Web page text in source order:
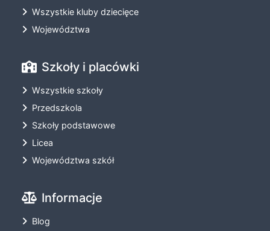
Wszystkie kluby dziecięce
Województwa
Szkoły i placówki
Wszystkie szkoły
Przedszkola
Szkoły podstawowe
Licea
Województwa szkół
Informacje
Blog